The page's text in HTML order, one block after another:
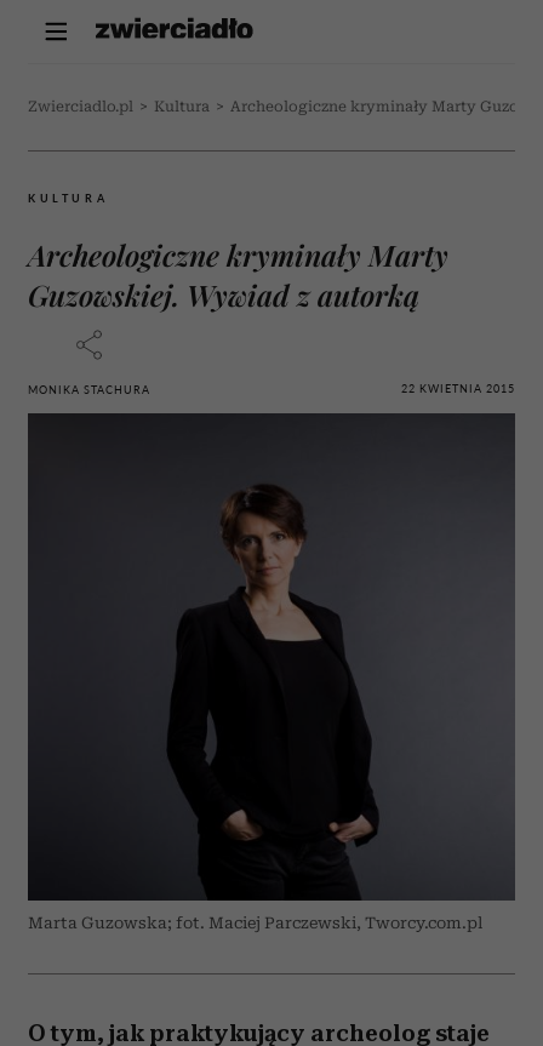
Zwierciadlo.pl > Kultura > Archeologiczne kryminały Marty
KULTURA
Archeologiczne kryminały Marty
Guzowskiej. Wywiad z autorką
MONIKA STACHURA 22 KWIETNIA 2015
Marta Guzowska; fot. Maciej Parczewski, Tworcy.com.pl
O tym, jak praktykujący archeolog staje